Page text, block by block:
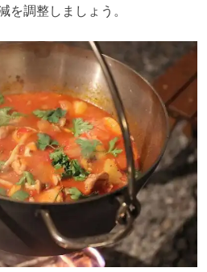
調整しましょう。